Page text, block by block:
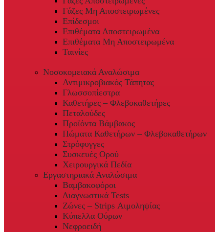
Γάζες Μη Αποστειρωμένες
Επίδεσμοι
Επιθέματα Αποστειρωμένα
Επιθέματα Μη Αποστειρωμένα
Ταινίες
Νοσοκομειακά Αναλώσιμα
Αντιμικροβιακός Τάπητας
Γλωσσοπίεστρα
Καθετήρες – Φλεβοκαθετήρες
Πεταλούδες
Προϊόντα Βάμβακος
Πώματα Καθετήρων – Φλεβοκαθετήρων
Στρόφυγγες
Συσκευές Ορού
Χειρουργικά Πεδία
Εργαστηριακά Αναλώσιμα
Βαμβακοφόροι
Διαγνωστικά Tests
Ζώνες – Strips Αιμοληψίας
Κύπελλα Ούρων
Νεφροειδή